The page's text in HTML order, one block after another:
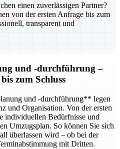
einen zuverlässigen Partner?
von der ersten Anfrage bis zum
transparent und
und -durchführung –
zum Schluss
und -durchführung** legen
und Organisation. Von der ersten
individuellen Bedürfnisse und
Umzugsplan. So können Sie sich
überlassen wird – ob bei der
mit Dritten.